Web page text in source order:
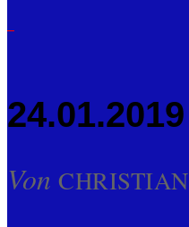
24.01.2019
Von CHRISTIAN